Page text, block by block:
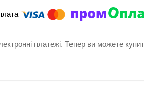
платежі. Тепер ви можете